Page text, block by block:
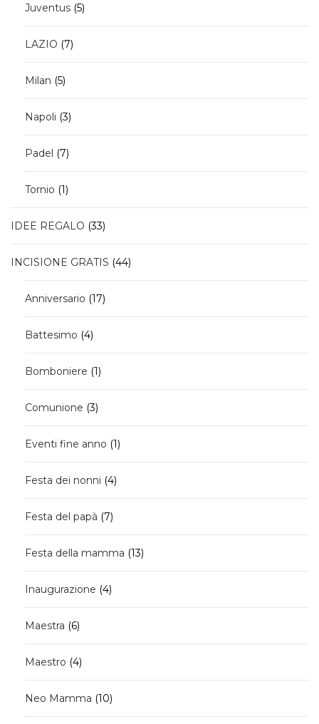
Juventus 55
LAZIO 77
Milan 55
Napoli 33
Padel 77
Tornio 11
IDEE REGALO 3333
INCISIONE GRATIS 4444
Anniversario 1717
Battesimo 44
Bomboniere 11
Comunione 33
Eventi fine anno 11
Festa dei nonni 44
Festa del papà 77
Festa della mamma 1313
Inaugurazione 44
Maestra
66
Maestro 44
Neo Mamma 1010